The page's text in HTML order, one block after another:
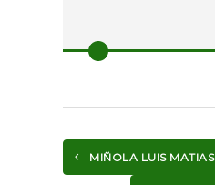
MIÑOLA LUIS MATIAS